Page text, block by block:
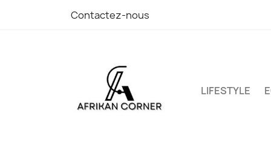
Contactez-nous
LIFESTYLE